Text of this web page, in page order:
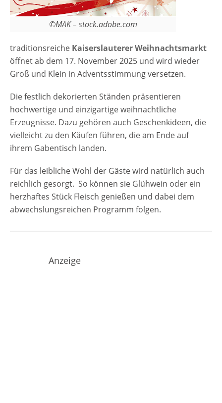
©MAK – stock.adobe.com
traditionsreiche Kaiserslauterer Weihnachtsmarkt
öffnet ab dem 17. November 2025 und wird wieder
Groß und Klein in Adventsstimmung versetzen.
Die festlich dekorierten Ständen präsentieren
hochwertige und einzigartige weihnachtliche
Erzeugnisse. Dazu gehören auch Geschenkideen, die
vielleicht zu den Käufen führen, die am Ende auf
ihrem Gabentisch landen.
Für das leibliche Wohl der Gäste wird natürlich auch
reichlich gesorgt. So können sie Glühwein oder ein
herzhaftes Stück Fleisch genießen und dabei dem
abwechslungsreichen Programm folgen.
Anzeige